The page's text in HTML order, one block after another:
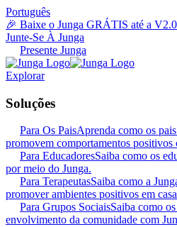
Português
🎉 Baixe o Junga GRÁTIS até a
Junte-Se À Junga
Presente Junga
Explorar
Soluções
Para Os PaisAprenda como os
promovem comportamentos positivos
Para EducadoresSaiba como os
por meio do Junga.
Para TerapeutasSaiba como a
promover ambientes positivos em
Para Grupos SociaisSaiba como
envolvimento da comunidade com